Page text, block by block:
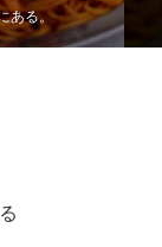
ある。